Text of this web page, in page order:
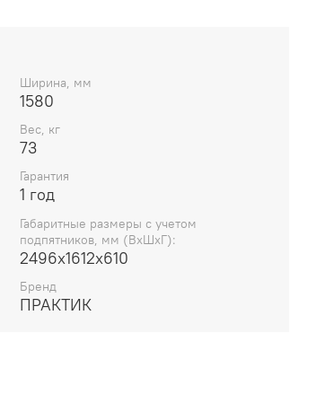
Ширина, мм
1580
Вес, кг
73
Гарантия
1 год
Габаритные размеры с учетом
подпятников, мм (ВхШхГ):
2496х1612х610
Бренд
ПРАКТИК